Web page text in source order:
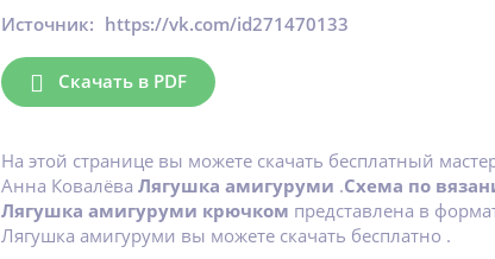
Источник: https://vk.com/id271470133
Скачать в PDF
На этой странице вы можете скачать бесплатный
Анна КовалёваЛягушка амигуруми .Схема по
Лягушка амигуруми крючком представлена в
Лягушка амигуруми вы можете скачать бесплатно .